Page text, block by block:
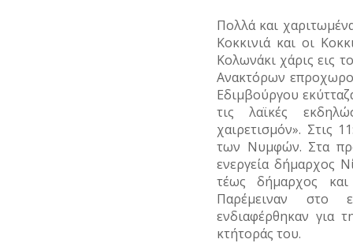
Πολλά και
Κοκκινιά και οι
Κολωνάκι χάρις εις
Ανακτόρων
Εδιμβούργου
τις λαϊκές
χαιρετισμόν». Στις
των Νυμφών. Στα
ενεργεία δήμαρχος
τέως δήμαρχος
Παρέμειναν στο
ενδιαφέρθηκαν για
κτήτοράς του.